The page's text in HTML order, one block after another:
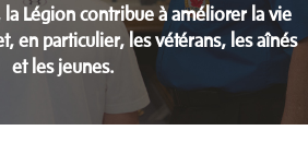
Légion contribue à améliorer la vie
en particulier, les vétérans, les aînés
et les jeunes.